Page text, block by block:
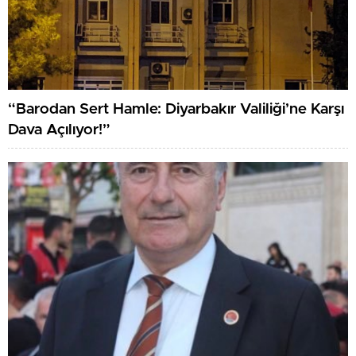
“Barodan Sert Hamle: Diyarbakır Valiliği’ne Karşı
Dava Açılıyor!”